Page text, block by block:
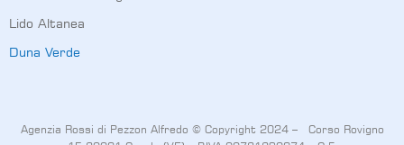
Lido Altanea
Duna Verde
Agenzia Rossi di Pezzon Alfredo © Copyright 2024 – Corso Rovigno